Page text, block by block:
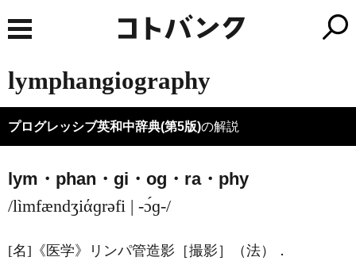
lymphangiography
プログレッシブ英和中辞典(第5版)の解説
lym・phan・gi・og・ra・phy
/lìmfændʒiάɡrəfi | -ɔ́ɡ-/
[名] 《医学》 リンパ管造影［撮影］（法） ．